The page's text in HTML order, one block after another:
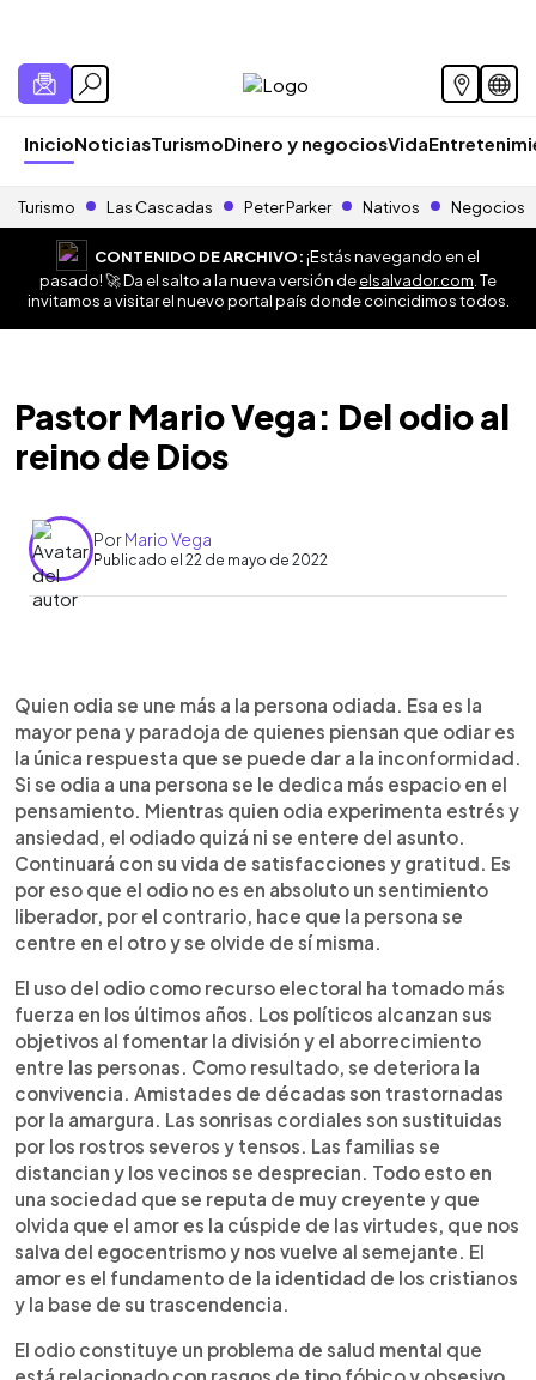
InicioNoticiasTurismoDinero y negociosVida
Turismo Las Cascadas Peter Parker Nativos Negocios
CONTENIDO DE ARCHIVO:¡Estás navegando en el
pasado! 🚀 Da el salto a la nueva versión deelsalvador.com . Te
invitamos a visitar el nuevo portal país donde coincidimos todos.
Pastor Mario Vega: Del odio al
reino de Dios
PorMario Vega
Publicado el 22 de mayo de 2022
Escuchar artículo
Quien odia se une más a la persona odiada. Esa es la
mayor pena y paradoja de quienes piensan que odiar es
la única respuesta que se puede dar a la inconformidad.
Si se odia a una persona se le dedica más espacio en el
pensamiento. Mientras quien odia experimenta estrés y
ansiedad, el odiado quizá ni se entere del asunto.
Continuará con su vida de satisfacciones y gratitud. Es
por eso que el odio no es en absoluto un sentimiento
liberador, por el contrario, hace que la persona se
centre en el otro y se olvide de sí misma.
El uso del odio como recurso electoral ha tomado más
fuerza en los últimos años. Los políticos alcanzan sus
objetivos al fomentar la división y el aborrecimiento
entre las personas. Como resultado, se deteriora la
convivencia. Amistades de décadas son trastornadas
por la amargura. Las sonrisas cordiales son sustituidas
por los rostros severos y tensos. Las familias se
distancian y los vecinos se desprecian. Todo esto en
una sociedad que se reputa de muy creyente y que
olvida que el amor es la cúspide de las virtudes, que nos
salva del egocentrismo y nos vuelve al semejante. El
amor es el fundamento de la identidad de los cristianos
y la base de su trascendencia.
El odio constituye un problema de salud mental que